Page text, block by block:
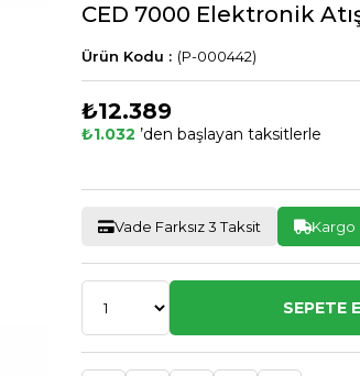
CED 7000 Elektronik
(P-000442)
₺12.389
₺1.032 ’den başlayan taksitlerle
Vade Farksız 3 Taksit Kargo